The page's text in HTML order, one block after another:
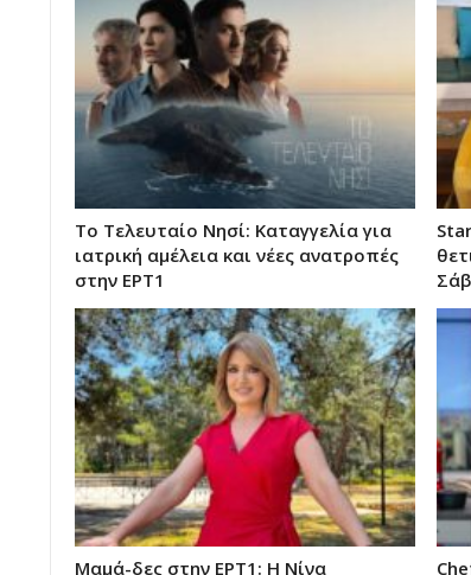
Το Τελευταίο Νησί: Καταγγελία για
ιατρική αμέλεια και νέες ανατροπές
στην ΕΡΤ1
Μαμά-δες στην ΕΡΤ1: Η Νίνα